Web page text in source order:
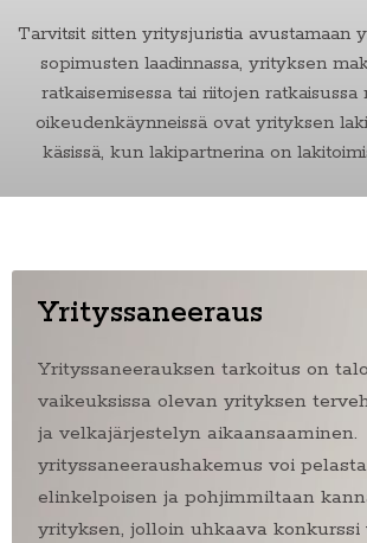
Tarvitsit sitten yritysjuristia avustamaan
sopimusten laadinnassa, yrityksen
ratkaisemisessa tai riitojen
oikeudenkäynneissä ovat yrityksen
käsissä, kun lakipartnerina on
Yrityssaneeraus
Yrityssaneerauksen tarkoitus on
vaikeuksissa olevan yrityksen
ja velkajärjestelyn aikaansaaminen.
yrityssaneeraushakemus voi
elinkelpoisen ja pohjimmiltaan
yrityksen, jolloin uhkaava konkurssi